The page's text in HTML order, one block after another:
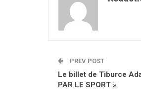
PREV POST
Le billet de Tiburce
PAR LE SPORT »